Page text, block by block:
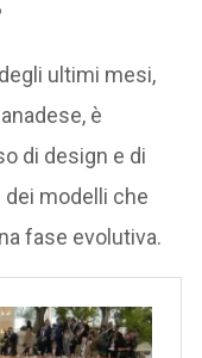
ultimi mesi,
è
di design e di
modelli che
fase evolutiva.